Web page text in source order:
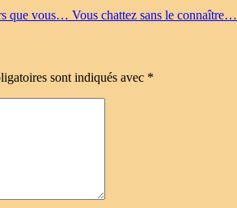
vous… Vous chattez sans le connaître…
sont indiqués avec *